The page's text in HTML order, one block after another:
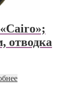
отводка